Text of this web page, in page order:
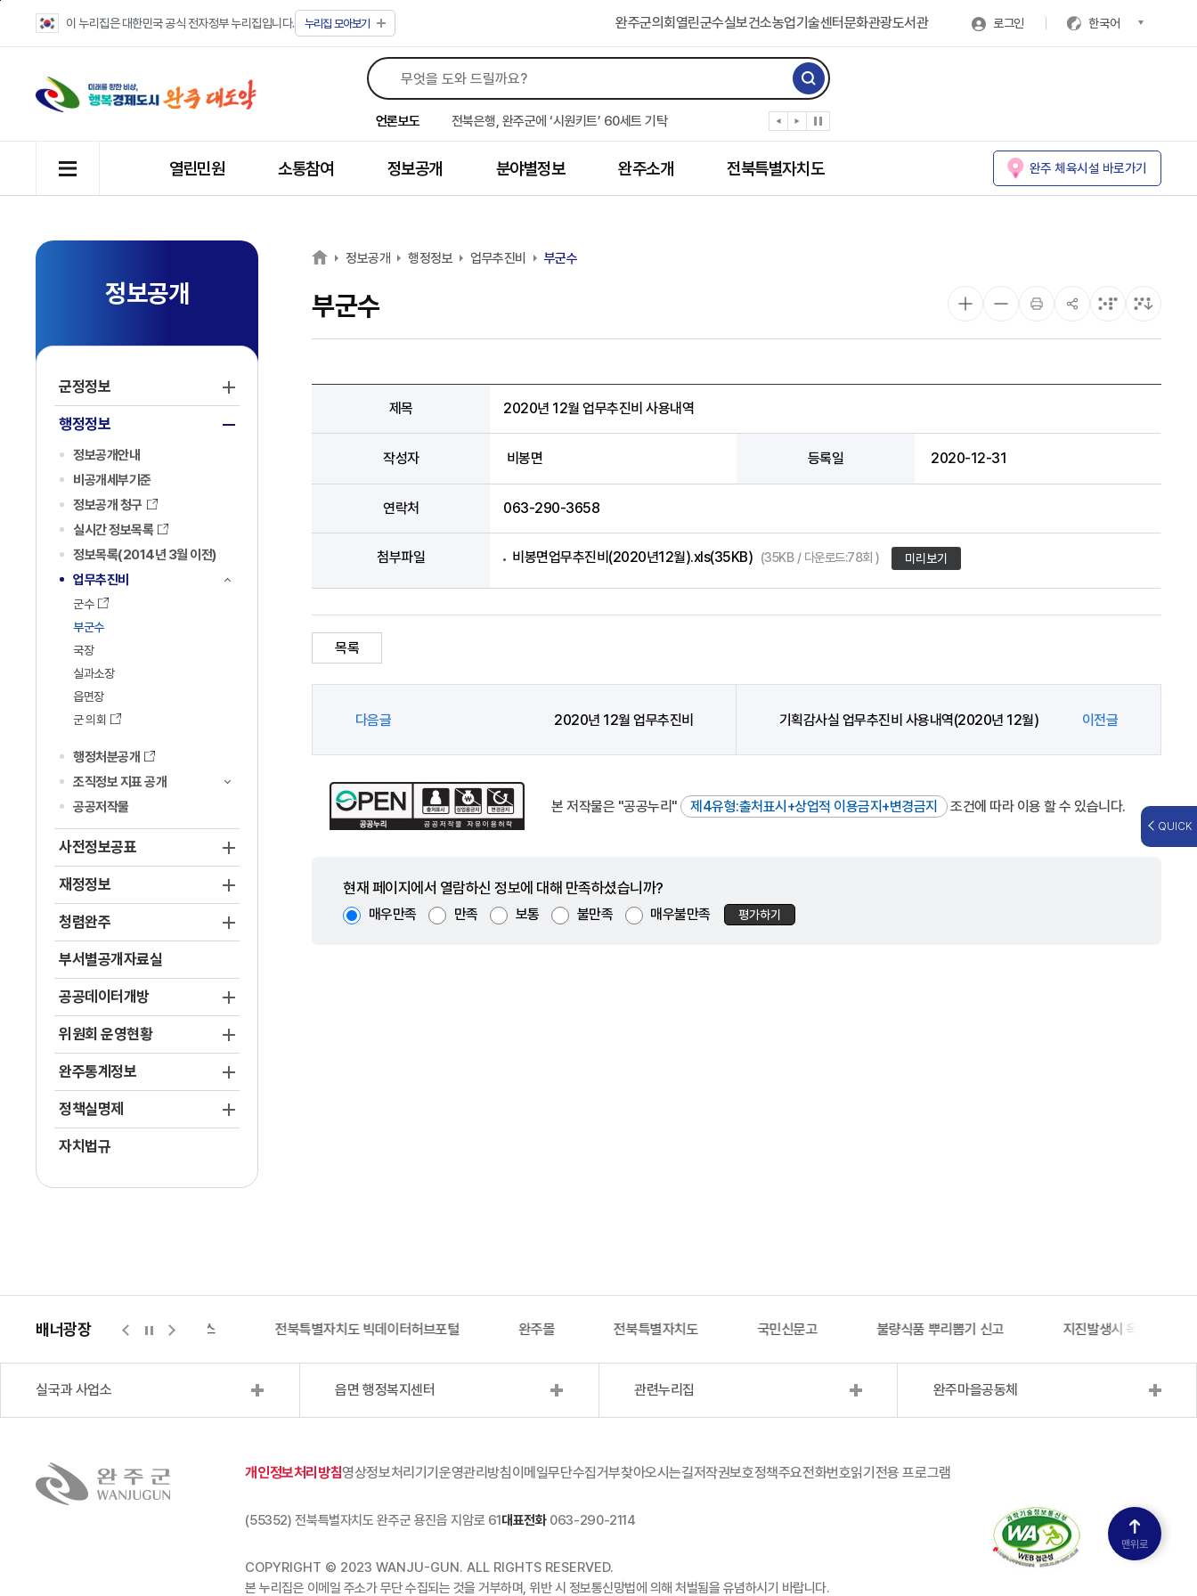
이 누리집은 대한민국 공식 전자정부 누리집입니다. 누리집 모아보기 완주군의회 열린군수실보건소농업기술센터문화관광도서관 로그인 한국어
언론보도
완주군 “여름휴가철 청소년 안전 지킨다”
완주 청소년, 삼성 임직원 만나 미래 진로 그린다
전북은행, 완주군에 ‘시원키트’ 60세트 기탁
㈜새눈, 완주군에 성금 1,000만 원 기탁
완주 봉동읍, 희망나눔가게·행복빨래방 만족도 조사
유희태 완주군수, 친환경 농업인 현장 목소리 경청
완주 미래라이온스, 경로당 냉장고 후원
완주 이서면, 홀몸 남성 위한 ‘이서천사 요리교실’
열린민원 소통참여 정보공개 분야별정보 완주소개 전북특별자치도 완주 체육시설 바로가기
정보공개
군정정보
행정정보
정보공개안내
비공개세부기준
정보공개 청구
실시간 정보목록
정보목록(2014년 3월 이전)
업무추진비
군수
부군수
국장
실과소장
읍면장
군 의회
행정처분공개
조직정보 지표 공개
공공저작물
사전정보공표
재정정보
청렴완주
부서별공개자료실
공공데이터개방
위원회 운영현황
완주통계정보
정책실명제
자치법규
정보공개 행정정보 업무추진비 부군수
부군수
제목 2020년 12월 업무추진비 사용내역
작성자 비봉면 등록일 2020-12-31
연락처 063-290-3658
첨부파일 비봉면업무추진비(2020년12월).xls(35KB) (35KB / 다운로드:78회 ) 미리보기
목록
다음글 2020년 12월 업무추진비 기획감사실 업무추진비 사용내역(2020년 12월) 이전글
본 저작물은 "공공누리" 제4유형:출처표시+상업적 이용금지+변경금지 조건에 따라 이용 할 수 있습니다.
현재 페이지에서 열람하신 정보에 대해 만족하셨습니까?
매우만족 만족 보통 불만족 매우불만족 평가하기
QUICK
배너광장
지적측량바로처리센터 위택스 전북특별자치도 빅데이터허브포털 완주몰 전북특별자치도 국민신문고 불량식품 뿌리뽑기 신고 지진발생시 옥외대피소
실국과 사업소 읍면 행정복지센터 관련누리집 완주마을공동체
개인정보처리방침영상정보처리기기운영관리방침이메일무단수집거부찾아오시는길저작권보호정책주요전화번호읽기전용 프로그램
(55352) 전북특별자치도 완주군 용진읍 지암로 61대표전화063-290-2114
COPYRIGHT © 2023 WANJU-GUN. ALL RIGHTS RESERVED.
본 누리집은 이메일 주소가 무단 수집되는 것을 거부하며, 위반 시 정보통신망법에 의해 처벌됨을 유념하시기 바랍니다.
맨위로